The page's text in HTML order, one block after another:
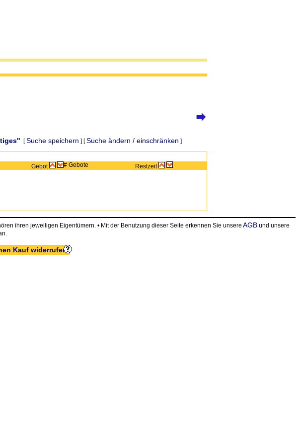
" [Suche speichern ] [Suche ändern / einschränken ]
Gebot # Gebote Restzeit
ihren jeweiligen Eigentümern. • Mit der Benutzung dieser Seite erkennen Sie unsere AGB und unsere
Kauf widerrufen